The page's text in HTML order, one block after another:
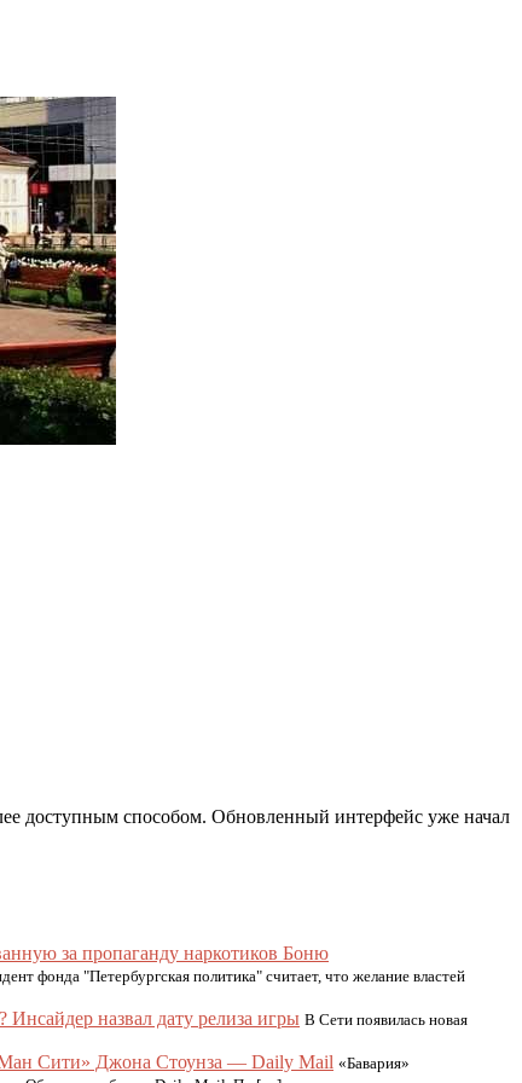
доступным способом. Обновленный интерфейс уже начал
за пропаганду наркотиков Боню
фонда "Петербургская политика" считает, что желание властей
Инсайдер назвал дату релиза игры В Сети появилась новая
Сити» Джона Стоунза — Daily Mail «Бавария»